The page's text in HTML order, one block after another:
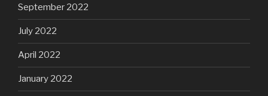
September 2022
July 2022
April 2022
January 2022